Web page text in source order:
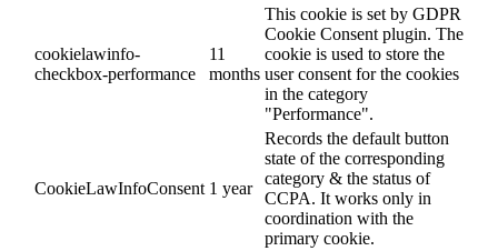
cookielawinfo-
checkbox-performance
11
months
This cookie is set by GDPR
Cookie Consent plugin. The
cookie is used to store the
user consent for the cookies
in the category
"Performance".
CookieLawInfoConsent 1 year
Records the default button
state of the corresponding
category & the status of
CCPA. It works only in
coordination with the
primary cookie.